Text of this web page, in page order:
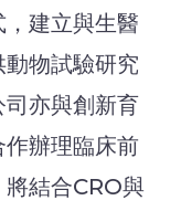
建立與生醫
物試驗研究
亦與創新育
辦理臨床前
結合CRO與